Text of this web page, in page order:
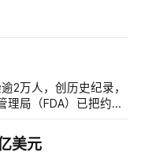
2万人，创历史纪录，
理局（FDA）已把约
美元